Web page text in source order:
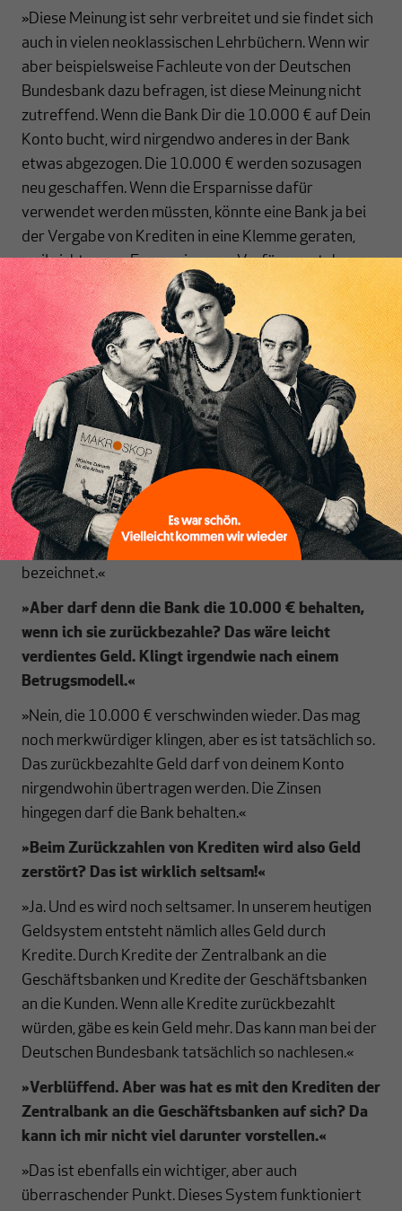
Inhaltsverzeichnis
»Diese Meinung ist sehr verbreitet und sie findet sich
auch in vielen neoklassischen Lehrbüchern. Wenn wir
aber beispielsweise Fachleute von der Deutschen
Bundesbank dazu befragen, ist diese Meinung nicht
zutreffend. Wenn die Bank Dir die 10.000 € auf Dein
Konto bucht, wird nirgendwo anderes in der Bank
etwas abgezogen. Die 10.000 € werden sozusagen
neu geschaffen. Wenn die Ersparnisse dafür
verwendet werden müssten, könnte eine Bank ja bei
der Vergabe von Krediten in eine Klemme geraten,
weil nicht genug Ersparnisse zur Verfügung stehen.
Hast du jemals jemanden darüber klagen gehört, dass
er keinen Kredit bekommt, weil die Sparkasse im
Augenblick leider zu wenige Ersparnisse zur
Verfügung hat?«
»Nein, habe ich nicht. Das wäre in der Tat sehr
merkwürdig.«
»Wenn der Kreditbetrag auf Deinem Konto
eingetragen wird, entsteht neues Geld. Man nennt
dieses Geld übrigens Buchgeld oder Giralgeld im
Unterschied zu Scheinen oder Münzen. Die Erzeugung
von neuem Giralgeld wird als Giralgeldschöpfung
bezeichnet.«
»Aber darf denn die Bank die 10.000 € behalten,
wenn ich sie zurückbezahle? Das wäre leicht
verdientes Geld. Klingt irgendwie nach einem
Betrugsmodell.«
»Nein, die 10.000 € verschwinden wieder. Das mag
noch merkwürdiger klingen, aber es ist tatsächlich so.
Das zurückbezahlte Geld darf von deinem Konto
nirgendwohin übertragen werden. Die Zinsen
hingegen darf die Bank behalten.«
»Beim Zurückzahlen von Krediten wird also Geld
zerstört? Das ist wirklich seltsam!«
»Ja. Und es wird noch seltsamer. In unserem heutigen
Geldsystem entsteht nämlich alles Geld durch
Kredite. Durch Kredite der Zentralbank an die
Geschäftsbanken und Kredite der Geschäftsbanken
an die Kunden. Wenn alle Kredite zurückbezahlt
würden, gäbe es kein Geld mehr. Das kann man bei der
Deutschen Bundesbank tatsächlich so nachlesen.«
»Verblüffend. Aber was hat es mit den Krediten der
Zentralbank an die Geschäftsbanken auf sich? Da
kann ich mir nicht viel darunter vorstellen.«
»Das ist ebenfalls ein wichtiger, aber auch
überraschender Punkt. Dieses System funktioniert